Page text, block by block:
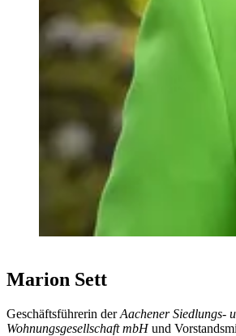
Marion Sett
Geschäftsführerin derAachener Siedlungs-
Wohnungsgesellschaft mbHund